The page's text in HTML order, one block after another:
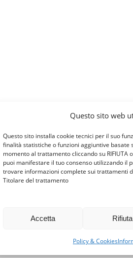
Questo sito web
Questo sito installa cookie tecnici per il suo
finalità statistiche o funzioni aggiuntive basate
momento al trattamento cliccando su RIFIUTA
puoi manifestare il tuo consenso utilizzando il
trovare informazioni complete sui trattamenti
Titolare del trattamento
Accetta Rifiuta
Policy & Cookies